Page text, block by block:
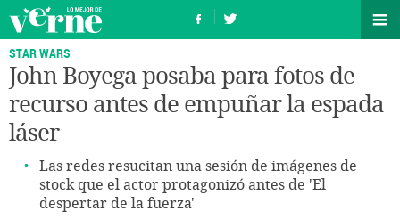
STAR WARS
John Boyega posaba para fotos de
recurso antes de empuñar la espada
láser
Las redes resucitan una sesión de imágenes de
stock que el actor protagonizó antes de 'El
despertar de la fuerza'